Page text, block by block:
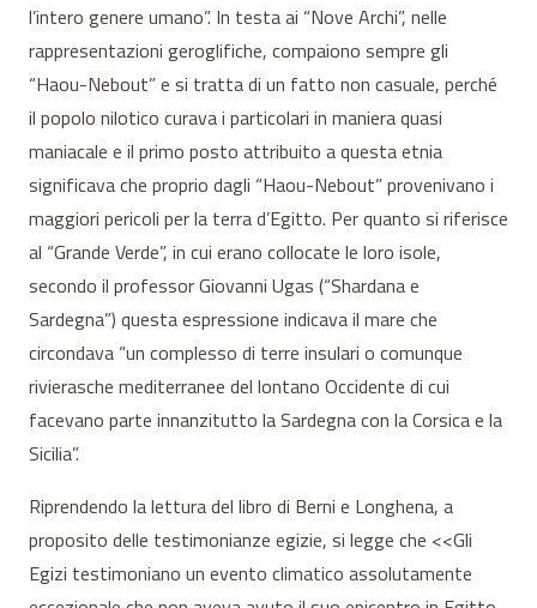
l’intero genere umano”. In testa ai “Nove Archi”, nelle
rappresentazioni geroglifiche, compaiono sempre gli
“Haou-Nebout” e si tratta di un fatto non casuale, perché
il popolo nilotico curava i particolari in maniera quasi
maniacale e il primo posto attribuito a questa etnia
significava che proprio dagli “Haou-Nebout” provenivano i
maggiori pericoli per la terra d’Egitto. Per quanto si riferisce
al “Grande Verde”, in cui erano collocate le loro isole,
secondo il professor Giovanni Ugas (“Shardana e
Sardegna”) questa espressione indicava il mare che
circondava “un complesso di terre insulari o comunque
rivierasche mediterranee del lontano Occidente di cui
facevano parte innanzitutto la Sardegna con la Corsica e la
Sicilia”.
Riprendendo la lettura del libro di Berni e Longhena, a
proposito delle testimonianze egizie, si legge che <<Gli
Egizi testimoniano un evento climatico assolutamente